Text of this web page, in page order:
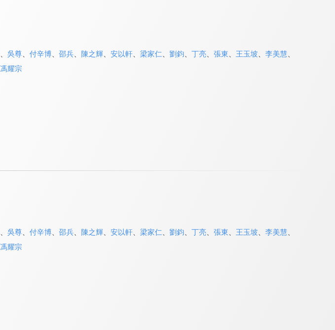
吳尊、 付辛博、 邵兵、 陳之輝、 安以軒、 梁家仁 劉鈞 丁亮、 張東 王玉坡 李美慧、
馮耀宗
吳尊、 付辛博、 邵兵、 陳之輝、 安以軒、 梁家仁 劉鈞 丁亮、 張東 王玉坡 李美慧、
馮耀宗